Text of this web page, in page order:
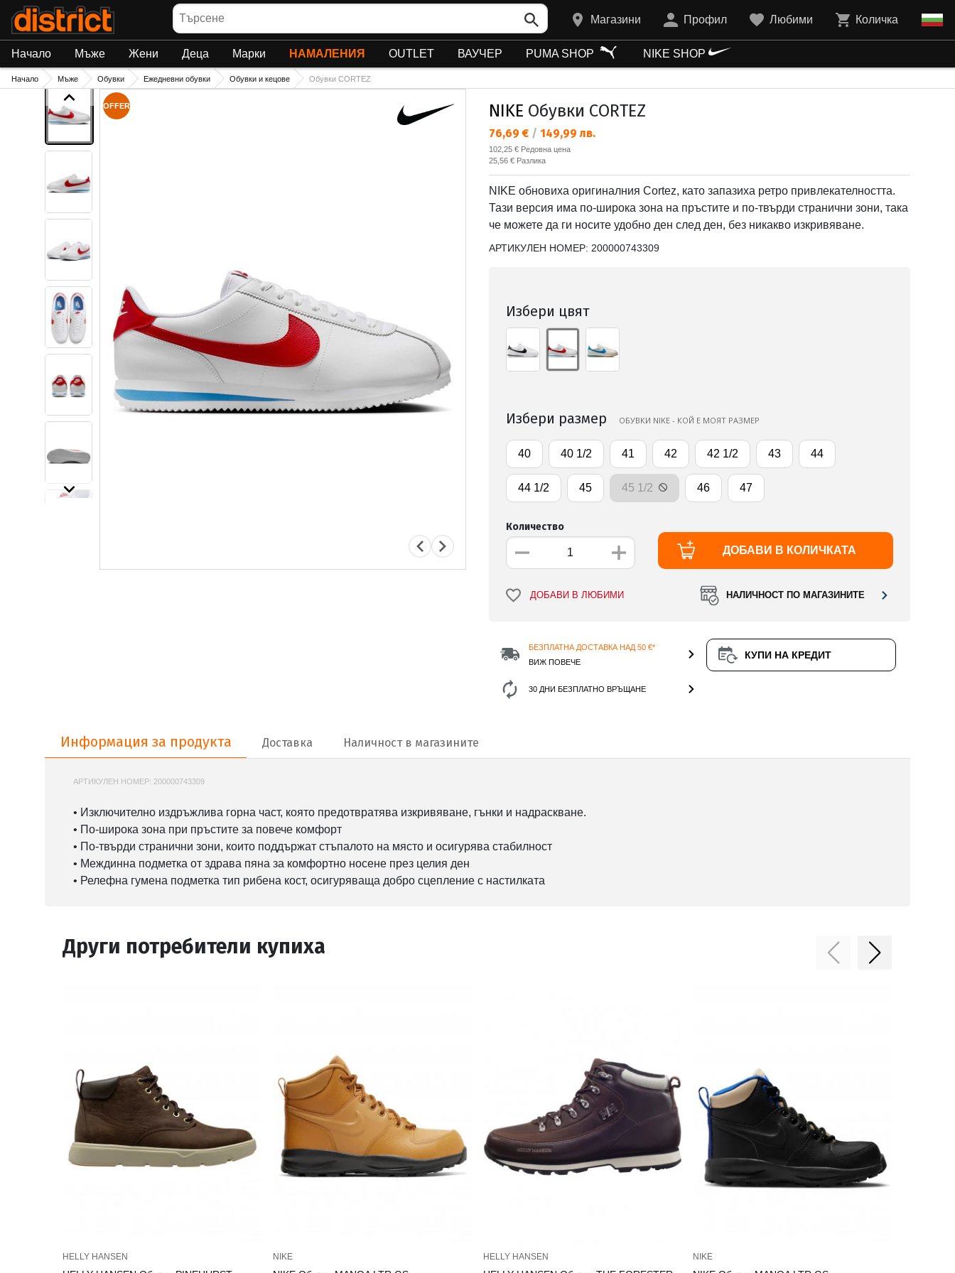
Търсене
Магазини Профил Любими Количка
Начало Мъже Жени Деца Марки НАМАЛЕНИЯ OUTLET ВАУЧЕР PUMA SHOP NIKE SHOP
Начало Мъже Обувки Ежедневни обувки Обувки и кецове Обувки CORTEZ
OFFER NIKE Обувки CORTEZ
Текуща цена:
76,69 € / 149,99 лв.
Редовна цена:
102,25 € Редовна цена
Спестявате:
25,56 € Разлика
NIKE обновиха оригиналния Cortez, като запазиха ретро привлекателността.
Тази версия има по-широка зона на пръстите и по-твърди странични зони, така
че можете да ги носите удобно ден след ден, без никакво изкривяване.
АРТИКУЛЕН НОМЕР: 200000743309
Избери цвят
Избери размер ОБУВКИ NIKE - КОЙ Е МОЯТ РАЗМЕР
40 40 1/2 41 42 42 1/2 43 44
44 1/2 45 45 1/2 46 47
Количество
ДОБАВИ В КОЛИЧКАТА
ДОБАВИ В ЛЮБИМИ НАЛИЧНОСТ ПО МАГАЗИНИТЕ
БЕЗПЛАТНА ДОСТАВКА НАД 50 €*
ВИЖ ПОВЕЧЕ
30 ДНИ БЕЗПЛАТНО ВРЪЩАНЕ
КУПИ НА КРЕДИТ
Информация за продукта
Доставка Наличност в магазините
АРТИКУЛЕН НОМЕР: 200000743309
• Изключително издръжлива горна част, която предотвратява изкривяване, гънки и надраскване.
• По-широка зона при пръстите за повече комфорт
• По-твърди странични зони, които поддържат стъпалото на място и осигурява стабилност
• Междинна подметка от здрава пяна за комфортно носене през целия ден
• Релефна гумена подметка тип рибена кост, осигуряваща добро сцепление с настилката
Други потребители купиха
HELLY HANSEN NIKE HELLY HANSEN NIKE